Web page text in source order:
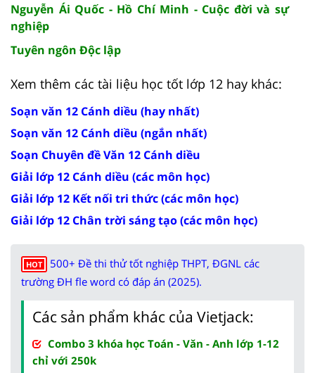
Nguyễn Ái Quốc - Hồ Chí Minh - Cuộc đời và sự
nghiệp
Tuyên ngôn Độc lập
Xem thêm các tài liệu học tốt lớp 12 hay khác:
Soạn văn 12 Cánh diều (hay nhất)
Soạn văn 12 Cánh diều (ngắn nhất)
Soạn Chuyên đề Văn 12 Cánh diều
Giải lớp 12 Cánh diều (các môn học)
Giải lớp 12 Kết nối tri thức (các môn học)
Giải lớp 12 Chân trời sáng tạo (các môn học)
HOT
500+ Đề thi thử tốt nghiệp THPT, ĐGNL các
trường ĐH fle word có đáp án (2025).
Các sản phẩm khác của Vietjack:
Combo 3 khóa học Toán - Văn - Anh lớp 1-12
chỉ với 250k